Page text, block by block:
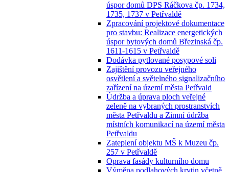
úspor domů DPS Ráčkova čp. 1734,
1735, 1737 v Petřvaldě
Zpracování projektové dokumentace
pro stavbu: Realizace energetických
úspor bytových domů Březinská čp.
1611-1615 v Petřvaldě
Dodávka pytlované posypové soli
Zajištění provozu veřejného
osvětlení a světelného signalizačního
zařízení na území města Petřvald
Údržba a úprava ploch veřejné
zeleně na vybraných prostranstvích
města Petřvaldu a Zimní údržba
místních komunikací na území města
Petřvaldu
Zateplení objektu MŠ k Muzeu čp.
257 v Petřvaldě
Oprava fasády kulturního domu
Výměna podlahových krytin včetně